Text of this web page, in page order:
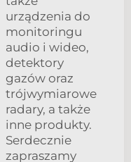
urządzenia do
monitoringu
audio i wideo,
detektory
gazów oraz
trójwymiarowe
radary, a także
inne produkty.
Serdecznie
zapraszamy